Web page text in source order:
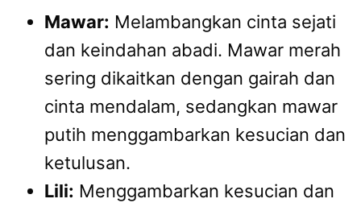
Mawar: Melambangkan cinta sejati
dan keindahan abadi. Mawar merah
sering dikaitkan dengan gairah dan
cinta mendalam, sedangkan mawar
putih menggambarkan kesucian dan
ketulusan.
Lili: Menggambarkan kesucian dan